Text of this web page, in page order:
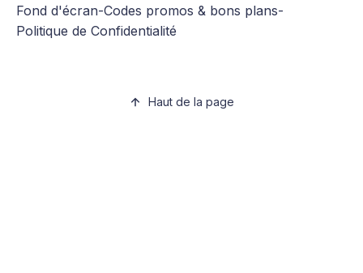
Fond d'écran-Codes promos & bons plans-
Politique de Confidentialité
Haut de la page